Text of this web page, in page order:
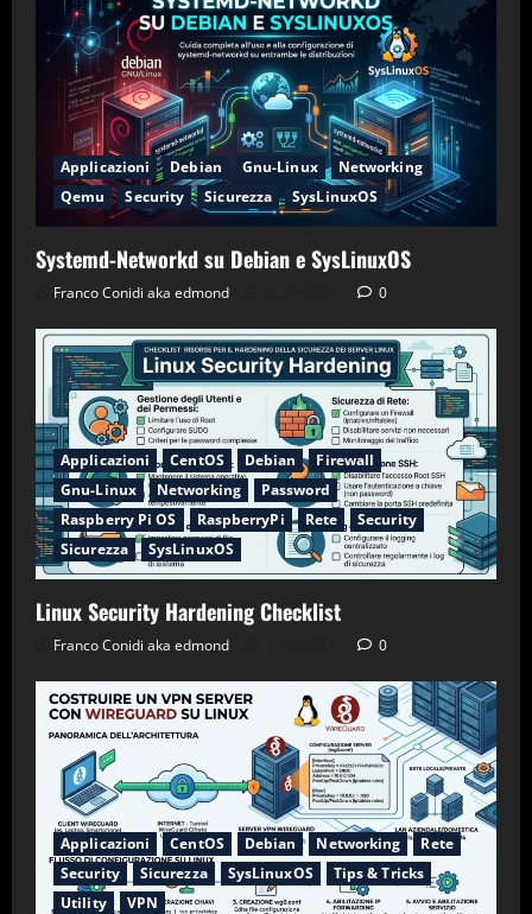
Applicazioni Debian Gnu-Linux
Networking
Qemu
Security Sicurezza SysLinuxOS
Systemd-Networkd su Debian e SysLinuxOS
Franco Conidi aka edmond 0
Applicazioni CentOS Debian
Firewall
Gnu-Linux
Networking
Password
Raspberry Pi OS
RaspberryPi Rete
Security
Sicurezza
SysLinuxOS
Linux Security Hardening Checklist
Franco Conidi aka edmond 0
Applicazioni CentOS Debian Networking
Rete
Security
Sicurezza SysLinuxOS
Tips & Tricks
Utility
VPN